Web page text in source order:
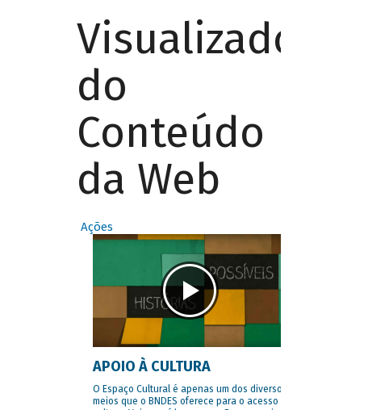
Visualizador
do
Conteúdo
da Web
Ações
APOIO À CULTURA
O Espaço Cultural é apenas um dos diversos
meios que o BNDES oferece para o acesso à